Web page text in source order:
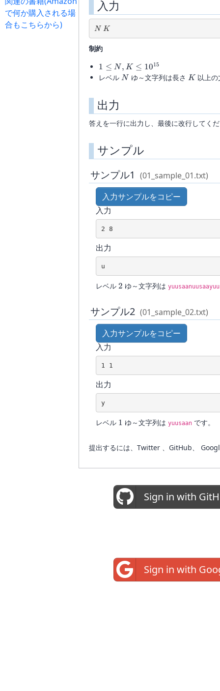
で何か購入される場
合もこちらから)
入力
N\ K
N K
制約
1\leq
N,K\leq
1 ≤ N , K ≤ 1015
レベル N
N ゆ～文字列は長さ K
K 以上
出力
答えを一行に出力し、最後に改行してく
サンプル
サンプル1
(01_sample_01.txt)
入力サンプルをコピー
入力
出力
u
レベル 2
2 ゆ～文字列は
サンプル2 (01_sample_02.txt)
入力サンプルをコピー
入力
出力
y
レベル 1
1 ゆ～文字列は yuusaan です。
提出するには、Twitter 、GitHub、
Sign in with
Sign in with